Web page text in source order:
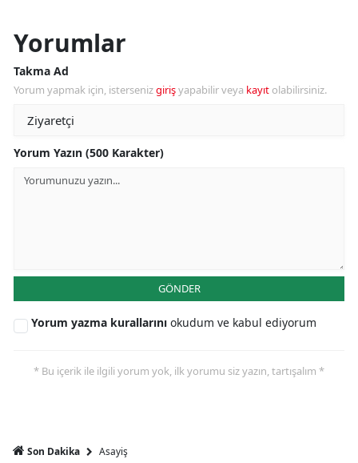
Yorumlar
Takma Ad
Yorum yapmak için, istersenizgirişyapabilir veya kayıt olabilirsiniz.
Yorum Yazın (500 Karakter)
GÖNDER
Yorum yazma kurallarını okudum ve kabul ediyorum
* Bu içerik ile ilgili yorum yok, ilk yorumu siz yazın, tartışalım *
Son Dakika Asayiş